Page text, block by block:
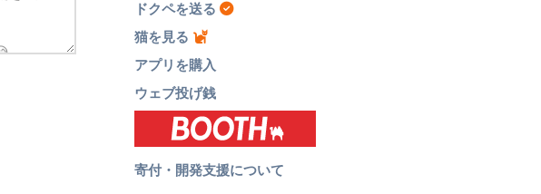
ドクペを送る
猫を見る
アプリを購入
ウェブ投げ銭
寄付・開発支援について